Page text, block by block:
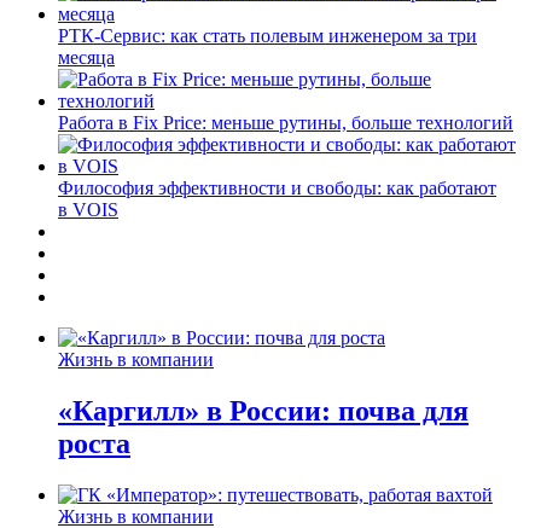
РТК-Сервис: как стать полевым инженером за три
месяца
Работа в Fix Price: меньше рутины, больше технологий
Философия эффективности и свободы: как работают
в VOIS
Жизнь в компании
«Каргилл» в России: почва для
роста
Жизнь в компании